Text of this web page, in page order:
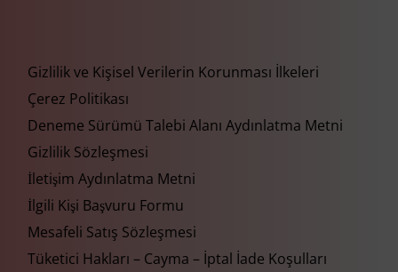
Gizlilik ve Kişisel Verilerin Korunması İlkeleri
Çerez Politikası
Deneme Sürümü Talebi Alanı Aydınlatma Metni
Gizlilik Sözleşmesi
İletişim Aydınlatma Metni
İlgili Kişi Başvuru Formu
Mesafeli Satış Sözleşmesi
Tüketici Hakları – Cayma – İptal İade Koşulları